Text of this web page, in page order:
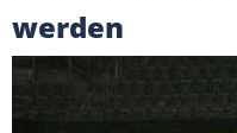
werden